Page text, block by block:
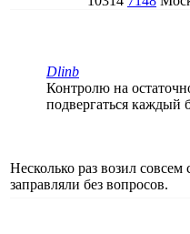
Dlinb
Контролю на
подвергаться каждый
Несколько раз возил
заправляли без вопросов.